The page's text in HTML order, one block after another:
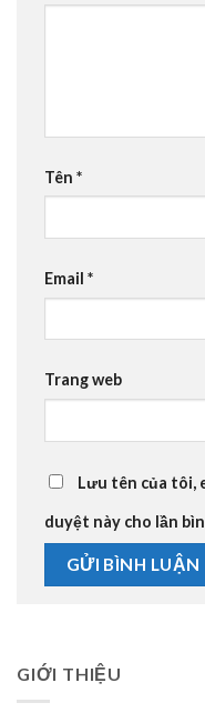
Tên *
Email *
Trang web
Lưu tên của tôi,
duyệt này cho lần
GIỚI THIỆU